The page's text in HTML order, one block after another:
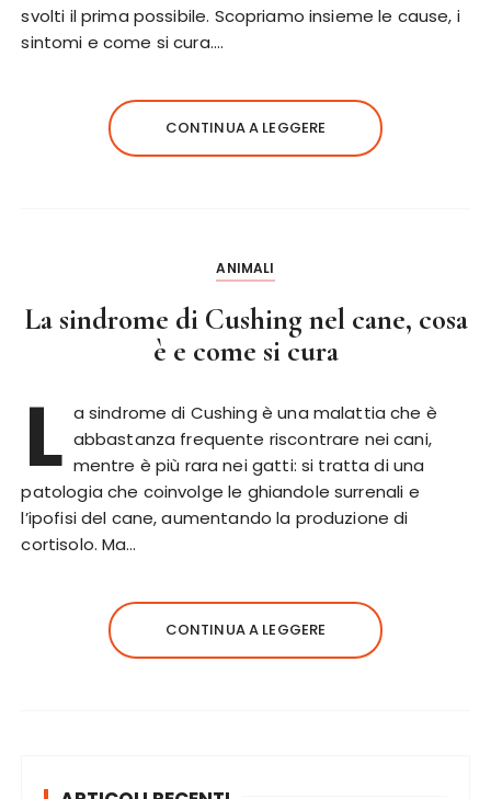
svolti il prima possibile. Scopriamo insieme le cause, i
sintomi e come si cura….
CONTINUA A LEGGERE
ANIMALI
La sindrome di Cushing nel cane, cosa
è e come si cura
L a sindrome di Cushing è una malattia che è
abbastanza frequente riscontrare nei cani,
mentre è più rara nei gatti: si tratta di una
patologia che coinvolge le ghiandole surrenali e
l’ipofisi del cane, aumentando la produzione di
cortisolo. Ma…
CONTINUA A LEGGERE